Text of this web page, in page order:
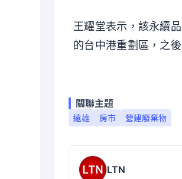
王耀堂表示，該永續
的台中港重劃區，之
關聯主題
遠雄 房市 營建廢棄物
LTN